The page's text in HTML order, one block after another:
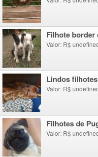
Filhote
Valor: R$
lindos
Valor: R$
Filhotes de
Valor: R$